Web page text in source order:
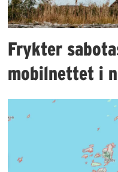
Frykter
mobilnettet i